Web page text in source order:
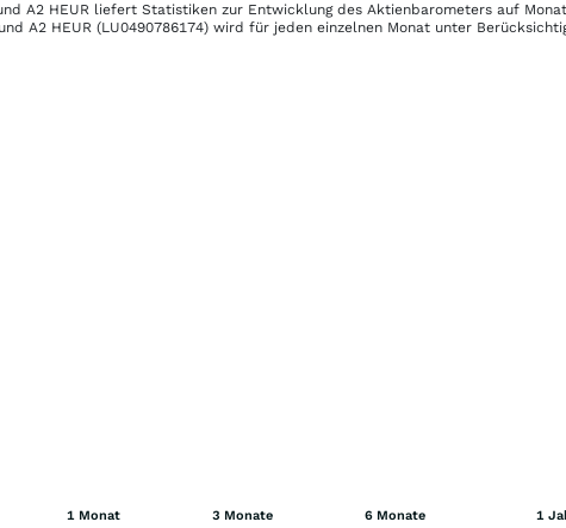
A2 HEUR liefert Statistiken zur Entwicklung des Aktienbarometers auf
A2 HEUR (LU0490786174) wird für jeden einzelnen Monat unter
1 Monat 3 Monate 6 Monate 1